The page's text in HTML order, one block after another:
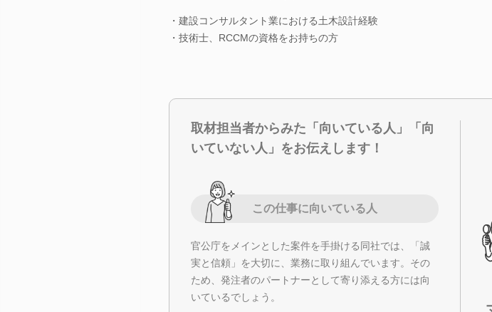
・建設コンサルタント業における土木設計経験
・技術士、RCCMの資格をお持ちの方
取材担当者からみた「向いている人」「向
いていない人」をお伝えします！
この仕事に向いている人
官公庁をメインとした案件を手掛ける同社では、「誠
実と信頼」を大切に、業務に取り組んでいます。その
ため、発注者のパートナーとして寄り添える方には向
いているでしょう。